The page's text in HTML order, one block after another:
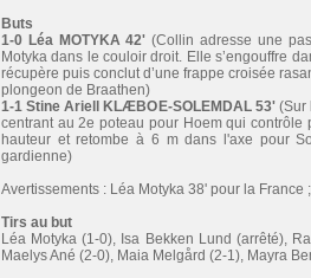
Buts
1-0 Léa MOTYKA 42' (Collin adresse une
Motyka dans le couloir droit. Elle s’engouffre
récupère puis conclut d’une frappe croisée
plongeon de Braathen)
1-1 Stine Ariell KLÆBOE-SOLEMDAL 53'(Sur
centrant au 2e poteau pour Hoem qui
hauteur et retombe à 6 m dans l'axe pour
gardienne)
Avertissements : Léa Motyka 38' pour la
Tirs au but
Léa Motyka (1-0), Isa Bekken Lund (arrêté),
Maelys Ané (2-0), Maia Melgård (2-1), Mayra